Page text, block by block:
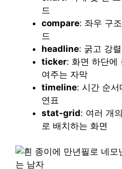
드
compare: 좌우 구
드
headline: 굵고 강
ticker: 화면 하단에
여주는 자막
timeline: 시간 순서
연표
stat-grid: 여러 개
로 배치하는 화면